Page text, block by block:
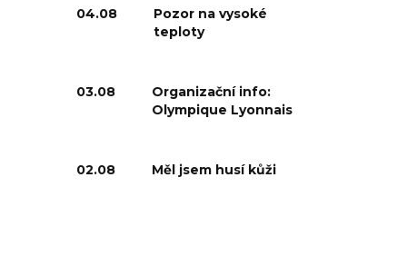
04.08
Pozor na vysoké
teploty
03.08
Organizační info:
Olympique Lyonnais
02.08 Měl jsem husí kůži